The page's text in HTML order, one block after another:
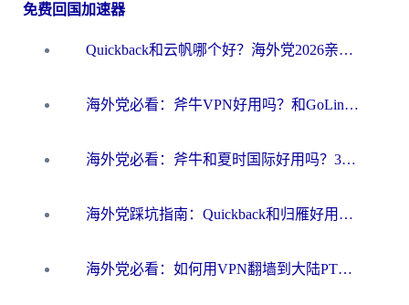
免费回国加速器
Quickback和云帆哪个好？海外党2026亲测指南：选对加速器大陆工具，无缝刷国内剧玩国服
海外党必看：斧牛VPN好用吗？和GoLinkVPN对比哪个回国效果更好？
海外党必看：斧牛和夏时国际好用吗？3步选对回国加速器，无缝刷国内资源
海外党踩坑指南：Quickback和归雁好用吗？选对加速器才能无缝刷国内资源
海外党必看：如何用VPN翻墙到大陆PTT？一篇解决你所有回国加速痛点